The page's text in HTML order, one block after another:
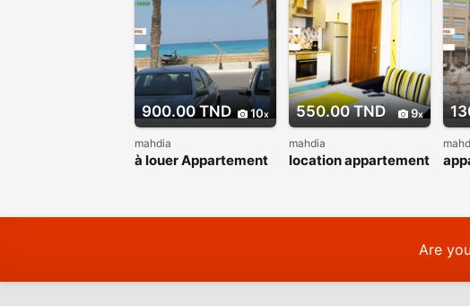
900.00 TND 10
mahdia
à louer Appartement
550.00 TND 9
mahdia
location appartement
Are